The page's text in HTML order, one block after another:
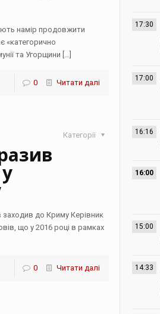
намір продовжити
«категорично
та Угорщини […]
0 Читати далі
Категорії
заходив до Криму Керівник
що у 2016 році в рамках
0 Читати далі
17:30
17:00
16:16
16:00
15:00
14:33